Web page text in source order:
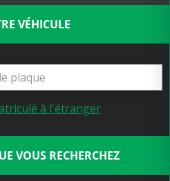
VÉHICULE
à l'étranger
VOUS RECHERCHEZ